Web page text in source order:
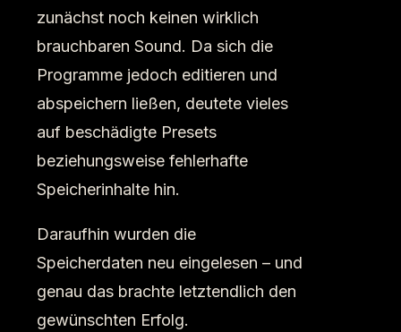
zunächst noch keinen wirklich
brauchbaren Sound. Da sich die
Programme jedoch editieren und
abspeichern ließen, deutete vieles
auf beschädigte Presets
beziehungsweise fehlerhafte
Speicherinhalte hin.
Daraufhin wurden die
Speicherdaten neu eingelesen – und
genau das brachte letztendlich den
gewünschten Erfolg.